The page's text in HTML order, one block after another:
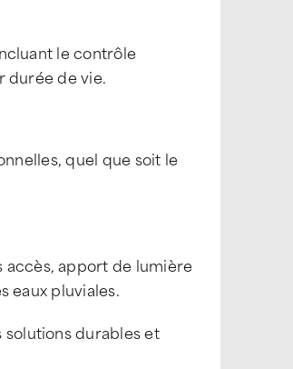
le contrôle
durée de vie.
quel que soit le
accès, apport de lumière
eaux pluviales.
durables et